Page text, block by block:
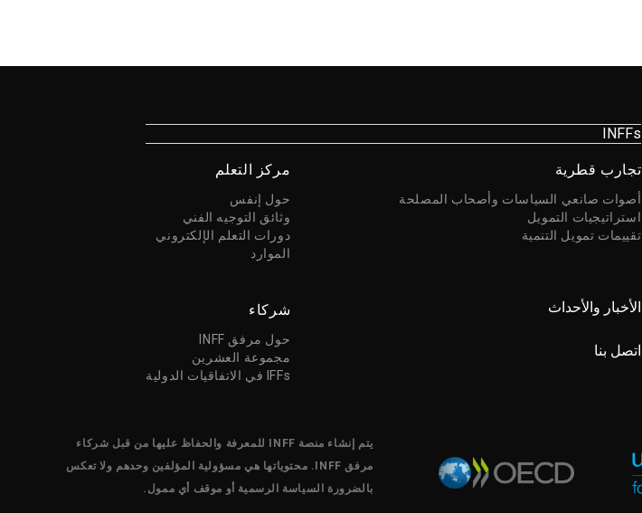
INFFs
تجارب قطرية
أصوات صانعي السياسات وأصحاب المصلحة
استراتيجيات التمويل
تقييمات تمويل التنمية
مركز التعلم
حول إنفس
وثائق التوجيه الفني
دورات التعلم الإلكتروني
الموارد
الأخبار والأحداث شركاء
حول مرفق INFF
مجموعة العشرين
IFFs في الاتفاقيات الدولية
اتصل بنا
يتم إنشاء منصة INFF للمعرفة والحفاظ عليها من قبل شركاء
مرفق INFF. محتوياتها هي مسؤولية المؤلفين وحدهم ولا تعكس
بالضرورة السياسة الرسمية أو موقف أي ممول.